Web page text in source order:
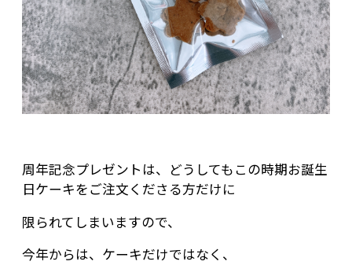
周年記念プレゼントは、どうしてもこの時期お誕生
日ケーキをご注文くださる方だけに
限られてしまいますので、
今年からは、ケーキだけではなく、